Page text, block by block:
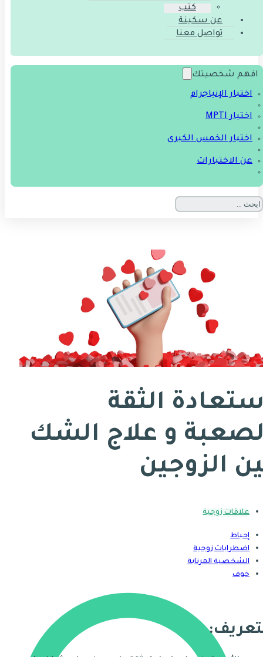
كتب
عن سكينة
تواصل معنا
افهم شخصيتك
اختبار الإنياجرام
اختبار MPTI
اختبار الخمس الكبرى
عن الاختبارات
الثقة
و علاج الشك
الزوجين
علاقات زوجية
إحباط
اضطرابات زوجية
الشخصية المرتابة
خوف